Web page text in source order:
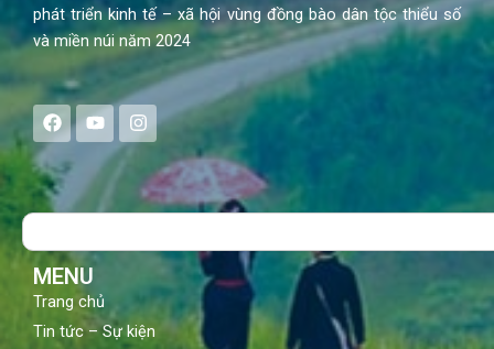
phát triển kinh tế – xã hội vùng đồng bào dân tộc thiểu số
và miền núi năm 2024
F
a
c
e
b
o
Y
o
u
t
u
b
I
n
s
a
g
Search
MENU
Trang chủ
Tin tức – Sự kiện